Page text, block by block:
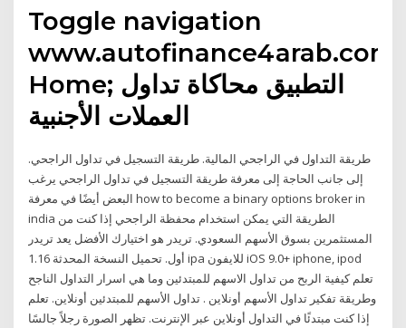
Toggle navigation
www.autofinance4arab.com.
Home; التطبيق محاكاة تداول
العملات الأجنبية
طريقة التداول في الراجحي المالية. طريقة التسجيل في تداول الراجحي.
إلى جانب الحاجة إلى معرفة طريقة التسجيل في تداول الراجحي يرغب
البعض أيضًا في معرفة how to become a binary options broker in
india الطريقة التي يمكن استخدام محفظة الراجحي إذا كنت من
المستثمرين بسوق الأسهم السعودي. تريدر هو اختيارك الأفضل يعد تريدر
أول. تحميل النسخة المحدثة 1.16 ipa للايفون iOS 9.0+ iphone, ipod
تعلم كيفية الربح من تداول الاسهم للمبتدئين وما هي اسرار التداول الناجح
وطريقة تفكير تداول الأسهم أونلاين . تداول الأسهم للمبتدئين أونلاين. تعلم
إذا كنت مبتدئًا في التداول أونلاين عبر الإنترنت. تظهر الصورة رجلاً جالسًا